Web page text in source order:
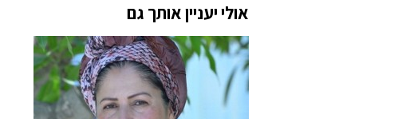
אולי יעניין אותך גם